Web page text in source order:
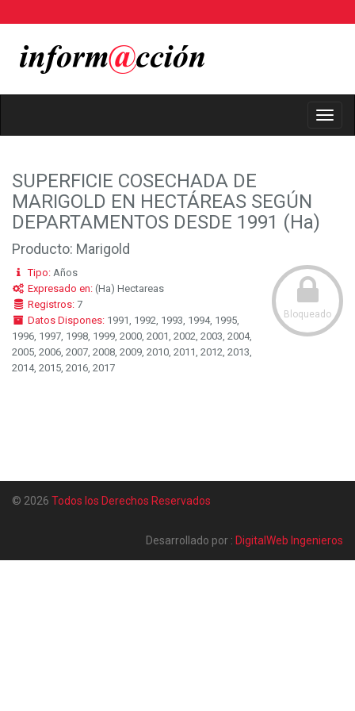
SUPERFICIE COSECHADA DE
MARIGOLD EN HECTÁREAS SEGÚN
DEPARTAMENTOS DESDE 1991 (Ha)
Producto: Marigold
Bloqueado
Tipo:Años
Expresado en:(Ha) Hectareas
Registros:7
Datos Dispones:1991, 1992, 1993, 1994, 1995,
1996, 1997, 1998, 1999, 2000, 2001, 2002, 2003, 2004,
2005, 2006, 2007, 2008, 2009, 2010, 2011, 2012, 2013,
2014, 2015, 2016, 2017
© 2026 Todos los Derechos Reservados
Desarrollado por : DigitalWeb Ingenieros